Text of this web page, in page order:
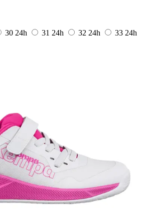
30 24h 31 24h 32 24h 33 24h